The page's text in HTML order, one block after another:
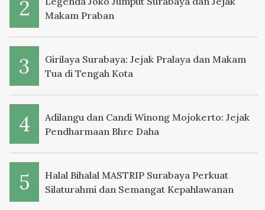
Makam Praban
Girilaya Surabaya: Jejak Pralaya dan Makam
Tua di Tengah Kota
Adilangu dan Candi Winong Mojokerto: Jejak
Pendharmaan Bhre Daha
Halal Bihalal MASTRIP Surabaya Perkuat
Silaturahmi dan Semangat Kepahlawanan